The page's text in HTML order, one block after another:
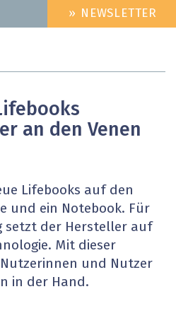
HEADER
MENU
» NEWSLETTER
an den Venen
Lifebooks auf den
und ein Notebook. Für
setzt der Hersteller auf
Mit dieser
und Nutzer
in der Hand.